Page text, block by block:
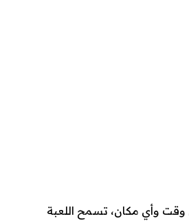
وأي مكان، تسمح اللعبة